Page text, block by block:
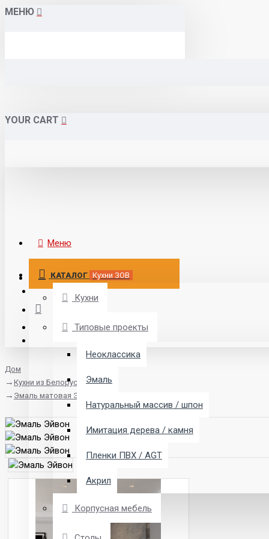
МЕНЮ
YOUR CART
Меню
КАТАЛОГ Кухни ЗОВ
Кухни
Типовые проекты
Неоклассика
Эмаль
Натуральный массив / шпон
Имитация дерева / камня
Пленки ПВХ / AGT
Акрил
Корпусная мебель
Дом
Кухни из Белоруссии
Эмаль матовая Эйвон